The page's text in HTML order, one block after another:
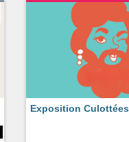
Exposition Culottées